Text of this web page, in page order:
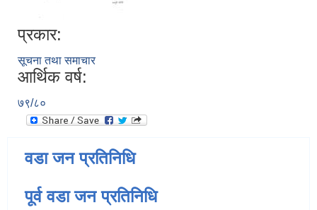
प्रकार:
सूचना तथा समाचार
आर्थिक वर्ष:
७९/८०
वडा जन प्रतिनिधि
पूर्व वडा जन प्रतिनिधि